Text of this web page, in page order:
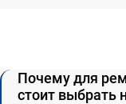
Почему для
стоит выбрать